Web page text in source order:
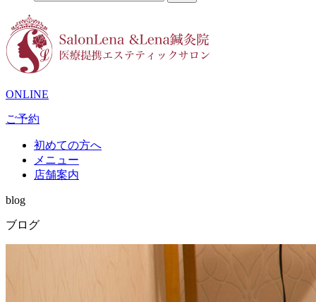
ONLINE
ご予約
初めての方へ
メニュー
店舗案内
blog
ブログ